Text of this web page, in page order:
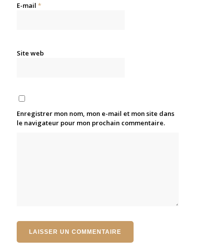
E-mail *
Site web
Enregistrer mon nom, mon e-mail et mon site dans
le navigateur pour mon prochain commentaire.